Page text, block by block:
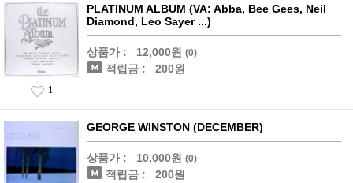
PLATINUM ALBUM (VA: Abba, Bee Gees, Neil
Diamond, Leo Sayer ...)
상품가 : 12,000원 (0)
적립금 : 200원
1
GEORGE WINSTON (DECEMBER)
상품가 : 10,000원 (0)
적립금 : 200원